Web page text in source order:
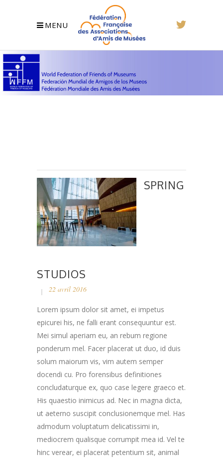
MENU
SPRING
STUDIOS
22 avril 2016
Lorem ipsum dolor sit amet, ei impetus
epicurei his, ne falli erant consequuntur est.
Mei simul aperiam eu, an rebum regione
ponderum mel. Facer placerat ut duo, id duis
solum maiorum vis, vim autem semper
docendi cu. Pro forensibus definitiones
concludaturque ex, quo case legere graeco et.
His quaestio inimicus ad. Nec in magna dicta,
ut aeterno suscipit conclusionemque mel. Has
admodum voluptatum delicatissimi in,
mediocrem qualisque corrumpit mea id. Vel te
hinc verear, ei placerat petentium sit, animal